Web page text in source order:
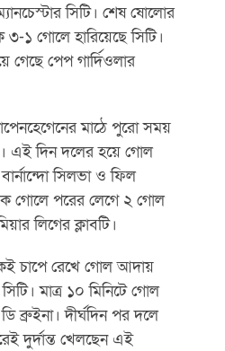
সিটি। শেষ ষোলোর
৩-১ গোলে হারিয়েছে সিটি।
পেপ গার্দিওলার
মাঠে পুরো সময়
এই দিন দলের হয়ে গোল
সিলভা ও ফিল
গোলে পরের লেগে ২ গোল
লিগের ক্লাবটি।
চাপে রেখে গোল আদায়
মাত্র ১০ মিনিটে গোল
ব্রুইনা। দীর্ঘদিন পর দলে
দুর্দান্ত খেলছেন এই